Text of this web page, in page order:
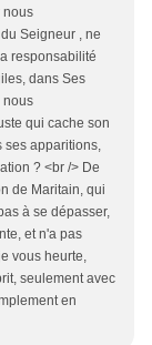
nous
Seigneur , ne
responsabilité
dans Ses
nous
qui cache son
ses apparitions,
? <br /> De
de Maritain, qui
à se dépasser,
et n'a pas
vous heurte,
seulement avec
en